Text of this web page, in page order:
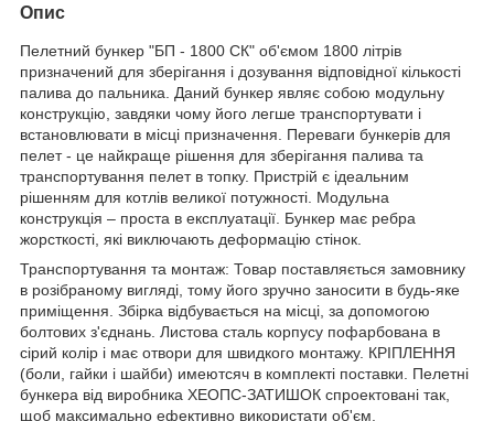
Опис
Пелетний бункер "БП - 1800 СК" об'ємом 1800 літрів
призначений для зберігання і дозування відповідної кількості
палива до пальника. Даний бункер являє собою модульну
конструкцію, завдяки чому його легше транспортувати і
встановлювати в місці призначення. Переваги бункерів для
пелет - це найкраще рішення для зберігання палива та
транспортування пелет в топку. Пристрій є ідеальним
рішенням для котлів великої потужності. Модульна
конструкція – проста в експлуатації. Бункер має ребра
жорсткості, які виключають деформацію стінок.
Транспортування та монтаж: Товар поставляється замовнику
в розібраному вигляді, тому його зручно заносити в будь-яке
приміщення. Збірка відбувається на місці, за допомогою
болтових з'єднань. Листова сталь корпусу пофарбована в
сірий колір і має отвори для швидкого монтажу. КРІПЛЕННЯ
(боли, гайки і шайби) имеютсяч в комплекті поставки. Пелетні
бункера від виробника ХЕОПС-ЗАТИШОК спроектовані так,
щоб максимально ефективно використати об'єм.